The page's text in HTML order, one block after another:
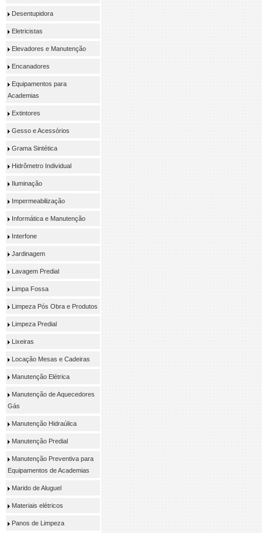
Desentupidora
Eletricistas
Elevadores e Manutenção
Encanadores
Equipamentos para
Academias
Extintores
Gesso e Acessórios
Grama Sintética
Hidrômetro Individual
Iluminação
Impermeabilização
Informática e Manutenção
Interfone
Jardinagem
Lavagem Predial
Limpa Fossa
Limpeza Pós Obra e Produtos
Limpeza Predial
Lixeiras
Locação Mesas e Cadeiras
Manutenção Elétrica
Manutenção de Aquecedores
Gás
Manutenção Hidraúlica
Manutenção Predial
Manutenção Preventiva para
Equipamentos de Academias
Marido de Aluguel
Materiais elétricos
Panos de Limpeza